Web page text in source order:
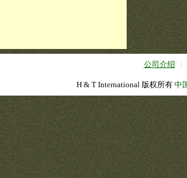
公司介绍 |
H & T International 版权所有 中